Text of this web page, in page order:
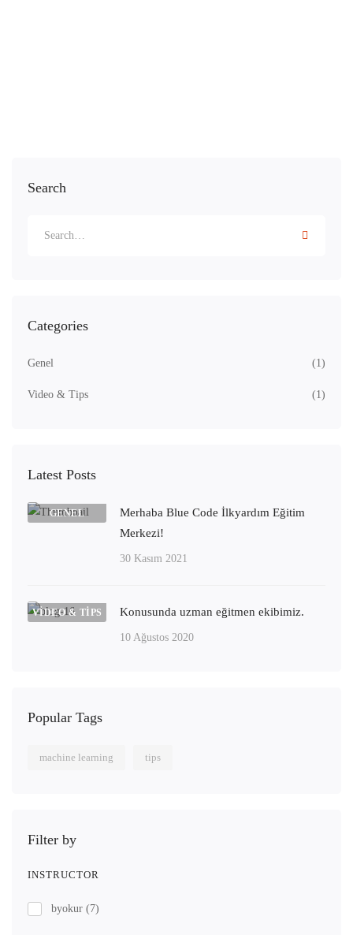
Search
Categories
Genel (1)
Video & Tips (1)
Latest Posts
GENEL
Merhaba Blue Code İlkyardım Eğitim
Merkezi!
30 Kasım 2021
VIDEO & TIPS Konusunda uzman eğitmen ekibimiz.
10 Ağustos 2020
Popular Tags
machine learning tips
Filter by
INSTRUCTOR
byokur (7)